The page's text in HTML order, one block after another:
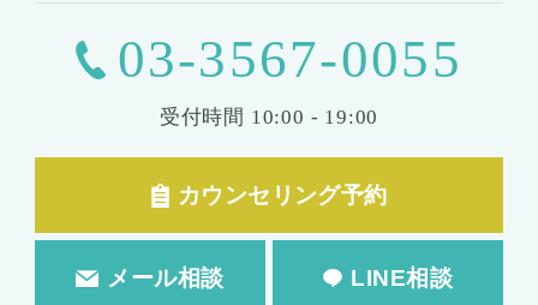
03-3567-0055
受付時間 10:00 - 19:00
カウンセリング予約
メール相談 LINE相談